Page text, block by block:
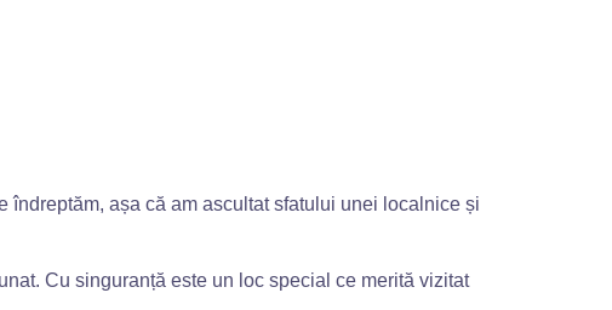
îndreptăm, așa că am ascultat sfatului unei localnice și
Cu singuranță este un loc special ce merită vizitat